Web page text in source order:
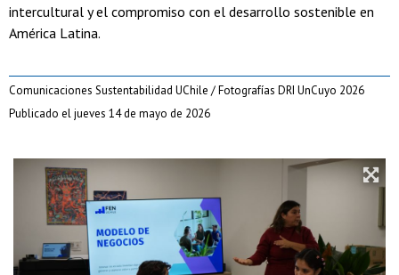
intercultural y el compromiso con el desarrollo sostenible en
América Latina.
Comunicaciones Sustentabilidad UChile / Fotografías DRI UnCuyo 2026
Publicado el jueves 14 de mayo de 2026